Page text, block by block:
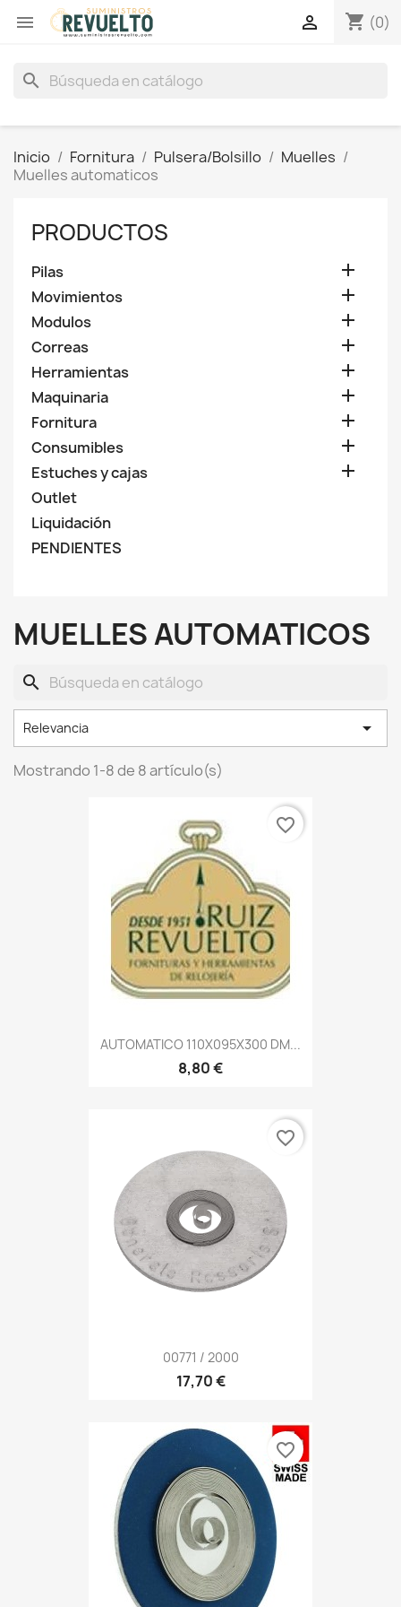
 shopping_cart (0)

search
Inicio Fornitura Pulsera/Bolsillo
Muelles
Muelles automaticos
PRODUCTOS
Pilas 
Movimientos 
Modulos 
Correas 
Herramientas 
Maquinaria 
Fornitura 
Consumibles 
Estuches y cajas 
Outlet
Liquidación
PENDIENTES
MUELLES AUTOMATICOS
search
Relevancia 
Mostrando 1-8 de 8 artículo(s)
AUTOMATICO 110X095X300 DM...
8,80 €
favorite_border
00771 / 2000
17,70 €
favorite_border
favorite_border